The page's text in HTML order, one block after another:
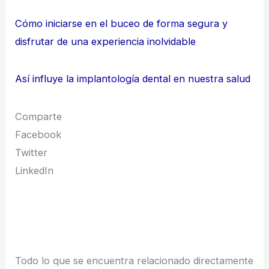
Cómo iniciarse en el buceo de forma segura y
disfrutar de una experiencia inolvidable
Así influye la implantología dental en nuestra salud
Comparte
Facebook
Twitter
LinkedIn
Todo lo que se encuentra relacionado directamente